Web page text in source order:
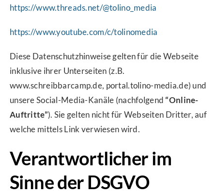
https://www.threads.net/@tolino_media
https://www.youtube.com/c/tolinomedia
Diese Datenschutzhinweise gelten für die Webseite
inklusive ihrer Unterseiten (z.B.
www.schreibbarcamp.de, portal.tolino-media.de) und
unsere Social-Media-Kanäle (nachfolgend“Online-
Auftritte”). Sie gelten nicht für Webseiten Dritter, auf
welche mittels Link verwiesen wird.
Verantwortlicher im
Sinne der DSGVO